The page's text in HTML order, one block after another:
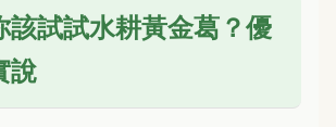
該試試水耕黃金葛？優
說